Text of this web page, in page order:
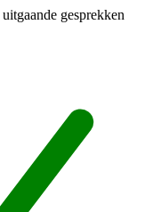
gesprekken